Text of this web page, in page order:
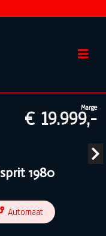
Marge
€ 19.999,-
1980
Automaat